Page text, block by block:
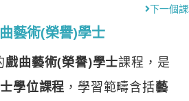
下一個
藝術(榮譽)學士
戲曲藝術(榮譽)學士課程，是
學位課程 ，學習範疇含括藝